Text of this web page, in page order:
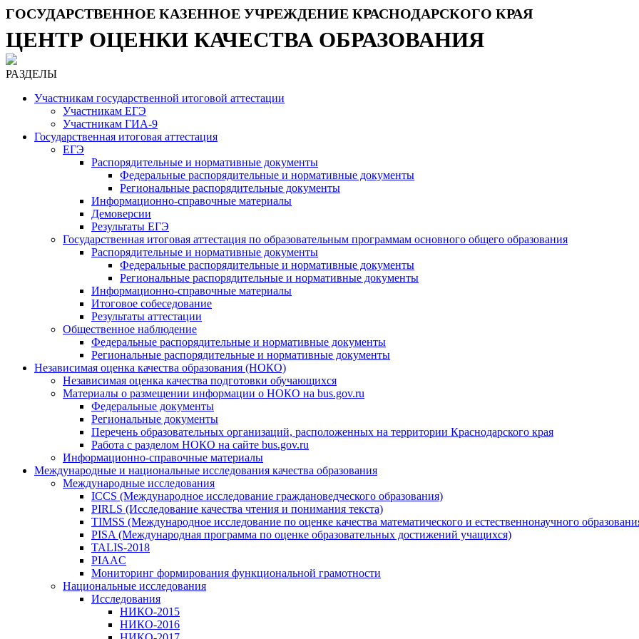
ГОСУДАРСТВЕННОЕ КАЗЕННОЕ УЧРЕЖДЕНИЕ КРАСНОДАРСКОГО КРАЯ
ЦЕНТР ОЦЕНКИ КАЧЕСТВА ОБРАЗОВАНИЯ
РАЗДЕЛЫ
Участникам государственной итоговой аттестации
Участникам ЕГЭ
Участникам ГИА-9
Государственная итоговая аттестация
ЕГЭ
Распорядительные и нормативные документы
Федеральные распорядительные и нормативные документы
Региональные распорядительные документы
Информационно-справочные материалы
Демоверсии
Результаты ЕГЭ
Государственная итоговая аттестация по образовательным программам основного общего образования
Распорядительные и нормативные документы
Федеральные распорядительные и нормативные документы
Региональные распорядительные и нормативные документы
Информационно-справочные материалы
Итоговое собеседование
Результаты аттестации
Общественное наблюдение
Федеральные распорядительные и нормативные документы
Региональные распорядительные и нормативные документы
Независимая оценка качества образования (НОКО)
Независимая оценка качества подготовки обучающихся
Материалы о размещении информации о НОКО на bus.gov.ru
Федеральные документы
Региональные документы
Перечень образовательных организаций, расположенных на территории Краснодарского края
Работа с разделом НОКО на сайте bus.gov.ru
Информационно-справочные материалы
Международные и национальные исследования качества образования
Международные исследования
ICCS (Международное исследование граждановедческого образования)
PIRLS (Исследование качества чтения и понимания текста)
TIMSS (Международное исследование по оценке качества математического и естественнонаучного
PISA (Международная программа по оценке образовательных достижений учащихся)
TALIS-2018
PIAAC
Мониторинг формирования функциональной грамотности
Национальные исследования
Исследования
НИКО-2015
НИКО-2016